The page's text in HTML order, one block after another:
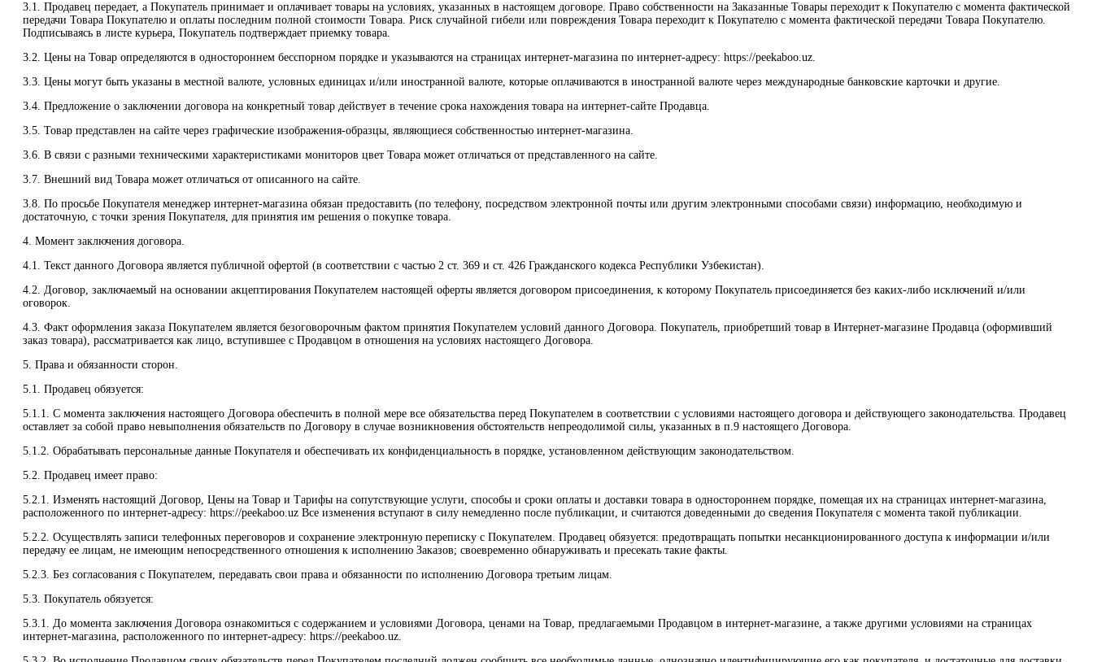
3.1. Продавец передает, а Покупатель принимает и оплачивает товары на условиях, указанных в настоящем договоре. Право собственности на Заказанные Товары переходит к Покупателю с момента фактической
передачи Товара Покупателю и оплаты последним полной стоимости Товара. Риск случайной гибели или повреждения Товара переходит к Покупателю с момента фактической передачи Товара Покупателю.
Подписываясь в листе курьера, Покупатель подтверждает приемку товара.
3.2. Цены на Товар определяются в одностороннем бесспорном порядке и указываются на страницах интернет-магазина по интернет-адресу: https://peekaboo.uz.
3.3. Цены могут быть указаны в местной валюте, условных единицах и/или иностранной валюте, которые оплачиваются в иностранной валюте через международные банковские карточки и другие.
3.4. Предложение о заключении договора на конкретный товар действует в течение срока нахождения товара на интернет-сайте Продавца.
3.5. Товар представлен на сайте через графические изображения-образцы, являющиеся собственностью интернет-магазина.
3.6. В связи с разными техническими характеристиками мониторов цвет Товара может отличаться от представленного на сайте.
3.7. Внешний вид Товара может отличаться от описанного на сайте.
3.8. По просьбе Покупателя менеджер интернет-магазина обязан предоставить (по телефону, посредством электронной почты или другим электронными способами связи) информацию, необходимую и
достаточную, с точки зрения Покупателя, для принятия им решения о покупке товара.
4. Момент заключения договора.
4.1. Текст данного Договора является публичной офертой (в соответствии с частью 2 ст. 369 и ст. 426 Гражданского кодекса Республики Узбекистан).
4.2. Договор, заключаемый на основании акцептирования Покупателем настоящей оферты является договором присоединения, к которому Покупатель присоединяется без каких-либо исключений и/или
оговорок.
4.3. Факт оформления заказа Покупателем является безоговорочным фактом принятия Покупателем условий данного Договора. Покупатель, приобретший товар в Интернет-магазине Продавца (оформивший
заказ товара), рассматривается как лицо, вступившее с Продавцом в отношения на условиях настоящего Договора.
5. Права и обязанности сторон.
5.1. Продавец обязуется:
5.1.1. С момента заключения настоящего Договора обеспечить в полной мере все обязательства перед Покупателем в соответствии с условиями настоящего договора и действующего законодательства. Продавец
оставляет за собой право невыполнения обязательств по Договору в случае возникновения обстоятельств непреодолимой силы, указанных в п.9 настоящего Договора.
5.1.2. Обрабатывать персональные данные Покупателя и обеспечивать их конфиденциальность в порядке, установленном действующим законодательством.
5.2. Продавец имеет право:
5.2.1. Изменять настоящий Договор, Цены на Товар и Тарифы на сопутствующие услуги, способы и сроки оплаты и доставки товара в одностороннем порядке, помещая их на страницах интернет-магазина,
расположенного по интернет-адресу: https://peekaboo.uz Все изменения вступают в силу немедленно после публикации, и считаются доведенными до сведения Покупателя с момента такой публикации.
5.2.2. Осуществлять записи телефонных переговоров и сохранение электронную переписку с Покупателем. Продавец обязуется: предотвращать попытки несанкционированного доступа к информации и/или
передачу ее лицам, не имеющим непосредственного отношения к исполнению Заказов; своевременно обнаруживать и пресекать такие факты.
5.2.3. Без согласования с Покупателем, передавать свои права и обязанности по исполнению Договора третьим лицам.
5.3. Покупатель обязуется:
5.3.1. До момента заключения Договора ознакомиться с содержанием и условиями Договора, ценами на Товар, предлагаемыми Продавцом в интернет-магазине, а также другими условиями на страницах
интернет-магазина, расположенного по интернет-адресу: https://peekaboo.uz.